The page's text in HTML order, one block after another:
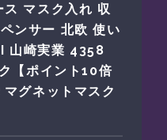
マスク入れ 収
ンサー 北欧 使い
山崎実業 4358
【ポイント10倍
グネットマスク